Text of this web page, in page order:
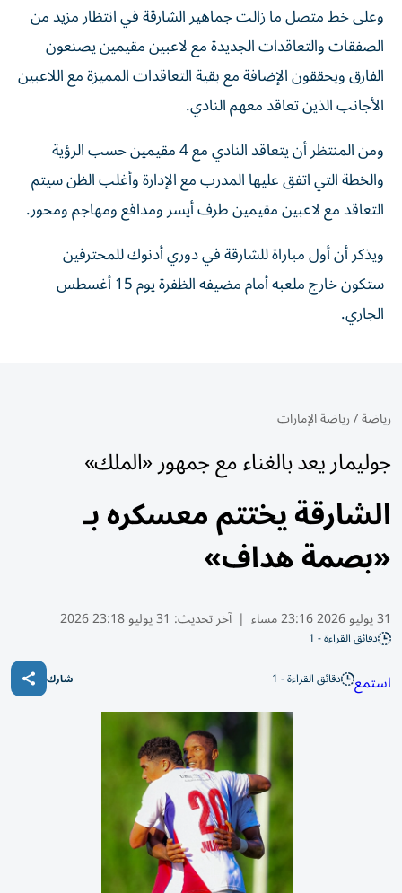
وعلى خط متصل ما زالت جماهير الشارقة في انتظار مزيد من
الصفقات والتعاقدات الجديدة مع لاعبين مقيمين يصنعون
الفارق ويحققون الإضافة مع بقية التعاقدات المميزة مع اللاعبين
الأجانب الذين تعاقد معهم النادي.
ومن المنتظر أن يتعاقد النادي مع 4 مقيمين حسب الرؤية
والخطة التي اتفق عليها المدرب مع الإدارة وأغلب الظن سيتم
التعاقد مع لاعبين مقيمين طرف أيسر ومدافع ومهاجم ومحور.
ويذكر أن أول مباراة للشارقة في دوري أدنوك للمحترفين
ستكون خارج ملعبه أمام مضيفه الظفرة يوم 15 أغسطس
الجاري.
رياضة/رياضة الإمارات
جوليمار يعد بالغناء مع جمهور «الملك»
الشارقة يختتم معسكره بـ
«بصمة هداف»
31 يوليو 2026 23:16 مساء | آخر تحديث: 31 يوليو 23:18 2026
دقائق القراءة - 1
استمع دقائق القراءة - 1 شارك